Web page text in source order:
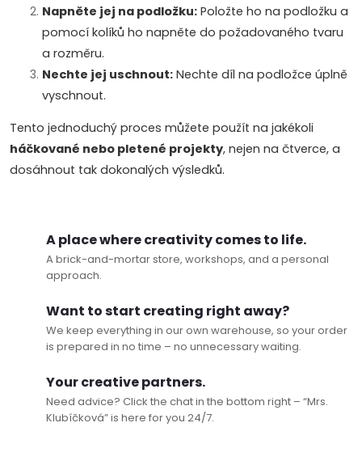
Napněte jej na podložku: Položte ho na podložku a
pomocí kolíků ho napněte do požadovaného tvaru
a rozměru.
Nechte jej uschnout: Nechte díl na podložce úplně
vyschnout.
Tento jednoduchý proces můžete použít na jakékoli
háčkované nebo pletené projekty, nejen na čtverce, a
dosáhnout tak dokonalých výsledků.
A place where creativity comes to life.
A brick-and-mortar store, workshops, and a personal
approach.
Want to start creating right away?
We keep everything in our own warehouse, so your order
is prepared in no time – no unnecessary waiting.
Your creative partners.
Need advice? Click the chat in the bottom right – “Mrs.
Klubíčková” is here for you 24/7.